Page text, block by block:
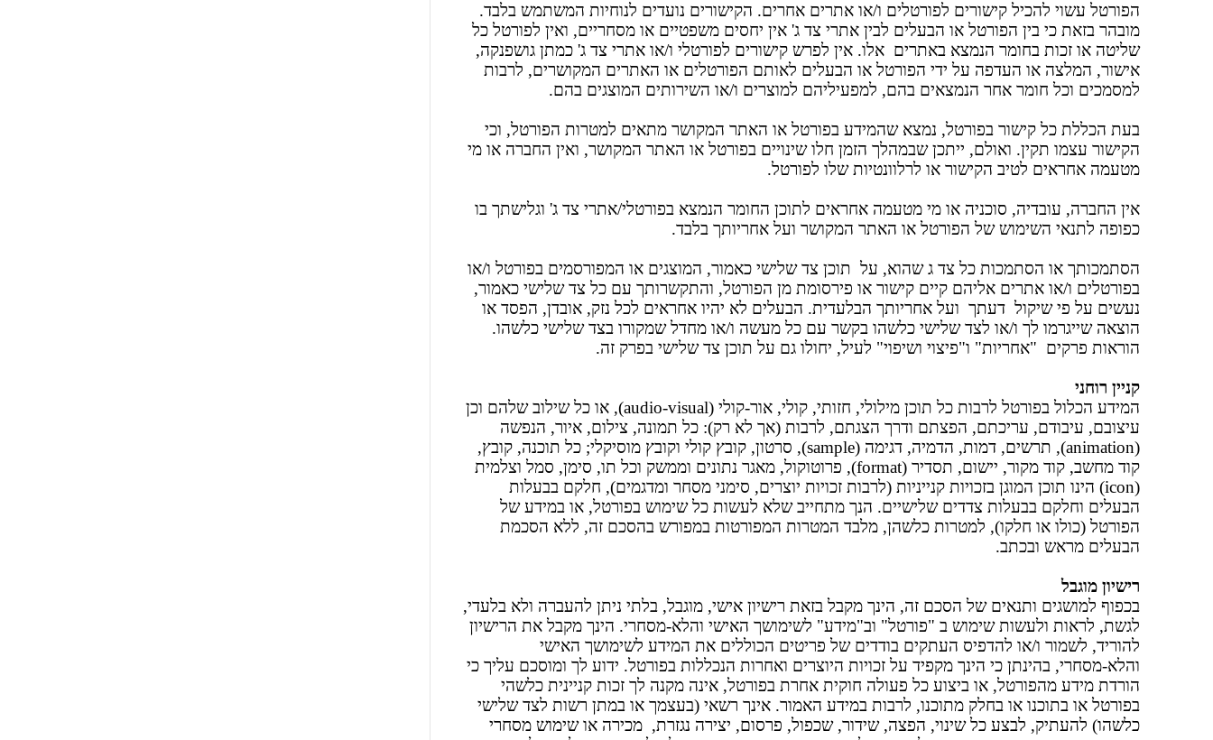
הפורטל עשוי להכיל קישורים לפורטלים ו/או אתרים אחרים. הקישורים נועדים לנוחיות המשתמש בלבד.
מובהר בזאת כי בין הפורטל או הבעלים לבין אתרי צד ג' אין יחסים משפטיים או מסחריים, ואין לפורטל כל
שליטה או זכות בחומר הנמצא באתרים אלו. אין לפרש קישורים לפורטלי ו/או אתרי צד ג' כמתן גושפנקה,
אישור, המלצה או העדפה על ידי הפורטל או הבעלים לאותם הפורטלים או האתרים המקושרים, לרבות
למסמכים וכל חומר אחר הנמצאים בהם, למפעיליהם למוצרים ו/או השירותים המוצגים בהם.
בעת הכללת כל קישור בפורטל, נמצא שהמידע בפורטל או האתר המקושר מתאים למטרות הפורטל, וכי
הקישור עצמו תקין. ואולם, ייתכן שבמהלך הזמן חלו שינויים בפורטל או האתר המקושר, ואין החברה או מי
מטעמה אחראים לטיב הקישור או לרלוונטיות שלו לפורטל.
אין החברה, עובדיה, סוכניה או מי מטעמה אחראים לתוכן החומר הנמצא בפורטלי/אתרי צד ג' וגלישתך בו
כפופה לתנאי השימוש של הפורטל או האתר המקושר ועל אחריותך בלבד.
הסתמכותך או הסתמכות כל צד ג שהוא, על תוכן צד שלישי כאמור, המוצגים או המפורסמים בפורטל ו/או
בפורטלים ו/או אתרים אליהם קיים קישור או פירסומת מן הפורטל, והתקשרותך עם כל צד שלישי כאמור,
נעשים על פי שיקול דעתך ועל אחריותך הבלעדית. הבעלים לא יהיו אחראים לכל נזק, אובדן, הפסד או
הוצאה שייגרמו לך ו/או לצד שלישי כלשהו בקשר עם כל מעשה ו/או מחדל שמקורו בצד שלישי כלשהו.
הוראות פרקים "אחריות" ו"פיצוי ושיפוי" לעיל, יחולו גם על תוכן צד שלישי בפרק זה.
קניין רוחני
המידע הכלול בפורטל לרבות כל תוכן מילולי, חזותי, קולי, אור-קולי (audio-visual), או כל שילוב שלהם וכן
עיצובם, עיבודם, עריכתם, הפצתם ודרך הצגתם, לרבות (אך לא רק): כל תמונה, צילום, איור, הנפשה
(animation), תרשים, דמות, הדמיה, דגימה (sample), סרטון, קובץ קולי וקובץ מוסיקלי; כל תוכנה, קובץ,
קוד מחשב, קוד מקור, יישום, תסדיר (format), פרוטוקול, מאגר נתונים וממשק וכל תו, סימן, סמל וצלמית
(icon) הינו תוכן המוגן בזכויות קנייניות (לרבות זכויות יוצרים, סימני מסחר ומדגמים), חלקם בבעלות
הבעלים וחלקם בבעלות צדדים שלישיים. הנך מתחייב שלא לעשות כל שימוש בפורטל, או במידע של
הפורטל (כולו או חלקו), למטרות כלשהן, מלבד המטרות המפורטות במפורש בהסכם זה, ללא הסכמת
הבעלים מראש ובכתב.
רישיון מוגבל
בכפוף למושגים ותנאים של הסכם זה, הינך מקבל בזאת רישיון אישי, מוגבל, בלתי ניתן להעברה ולא בלעדי,
לגשת, לראות ולעשות שימוש ב "פורטל" וב"מידע" לשימושך האישי והלא-מסחרי. הינך מקבל את הרישיון
להוריד, לשמור ו/או להדפיס העתקים בודדים של פריטים הכוללים את המידע לשימושך האישי
והלא-מסחרי, בהינתן כי הינך מקפיד על זכויות היוצרים ואחרות הנכללות בפורטל. ידוע לך ומוסכם עליך כי
הורדת מידע מהפורטל, או ביצוע כל פעולה חוקית אחרת בפורטל, אינה מקנה לך זכות קניינית כלשהי
בפורטל או בתוכנו או בחלק מתוכנו, לרבות במידע האמור. אינך רשאי (בעצמך או במתן רשות לצד שלישי
כלשהו) להעתיק, לבצע כל שינוי, הפצה, שידור, שכפול, פרסום, יצירה נגזרת, מכירה או שימוש מסחרי